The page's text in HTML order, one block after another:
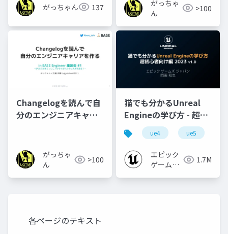
がっちゃん 137
がっちゃ
ん
>100
Changelogを読んで自
分のエンジニアキャリ
がっちゃ
ん
>100
猫でも分かるUnreal
Engineの学び方 - 超初
心者向け編 - 2023 v1.0
ue4 ue5
エピック
ゲームズ
1.7M
各ページのテキスト